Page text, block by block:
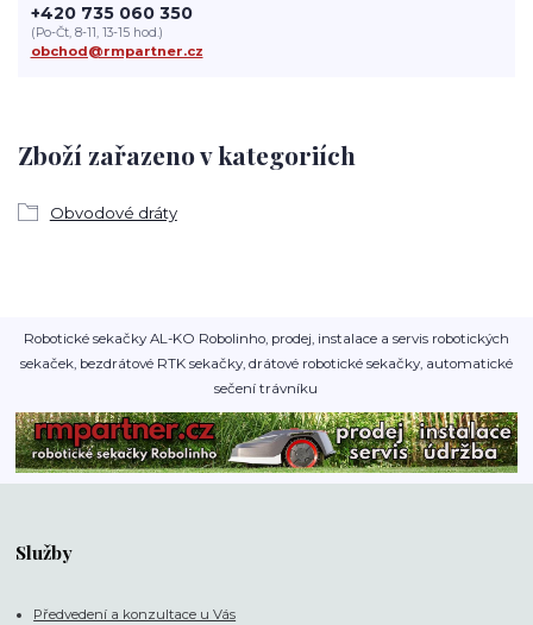
Zboží zařazeno v kategoriích
Obvodové dráty
+420 735 060 350
(Po-Čt, 8-11, 13-15 hod.)
obchod@rmpartner.cz
Robotické sekačky AL-KO Robolinho, prodej, instalace a servis robotických
sekaček, bezdrátové RTK sekačky, drátové robotické sekačky, automatické
sečení trávníku
Služby
Předvedení a konzultace u Vás